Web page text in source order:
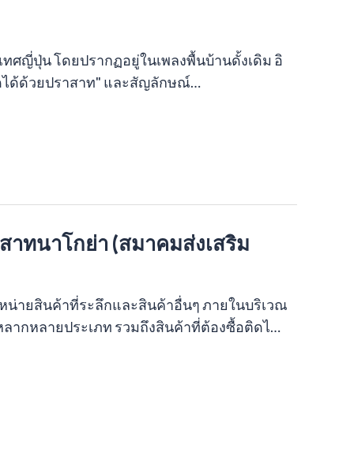
ศญี่ปุ่น โดยปรากฏอยู่ในเพลงพื้นบ้านดั้งเดิม อิ
ได้ด้วยปราสาท" และสัญลักษณ์…
ทนาโกย่า (สมาคมส่งเสริม
น่ายสินค้าที่ระลึกและสินค้าอื่นๆ ภายในบริเวณ
ากหลายประเภท รวมถึงสินค้าที่ต้องซื้อติดไ…